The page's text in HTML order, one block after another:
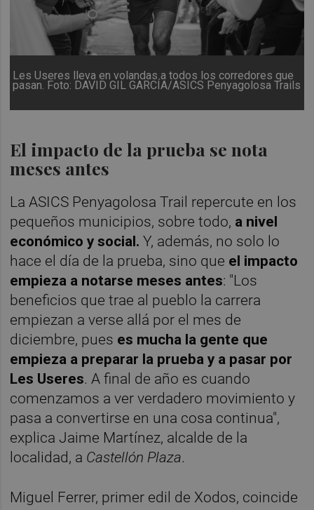
Les Useres lleva en volandas a todos los corredores que
pasan. Foto: DAVID GIL GARCÍA/ASICS Penyagolosa Trails
El impacto de la prueba se nota
meses antes
La ASICS Penyagolosa Trail repercute en los
pequeños municipios, sobre todo, a nivel
económico y social. Y, además, no solo lo
hace el día de la prueba, sino que el impacto
empieza a notarse meses antes: "Los
beneficios que trae al pueblo la carrera
empiezan a verse allá por el mes de
diciembre, pues es mucha la gente que
empieza a preparar la prueba y a pasar por
Les Useres. A final de año es cuando
comenzamos a ver verdadero movimiento y
pasa a convertirse en una cosa continua",
explica Jaime Martínez, alcalde de la
localidad, a Castellón Plaza.
Miguel Ferrer, primer edil de Xodos, coincide